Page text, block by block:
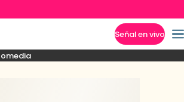
Señal en vivo
Monólogos Sketches Novedades